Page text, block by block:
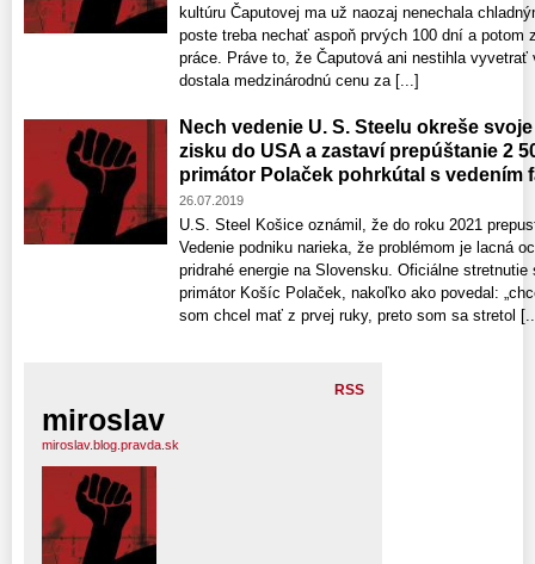
kultúru Čaputovej ma už naozaj nenechala
poste treba nechať aspoň prvých 100 dní a potom
práce. Práve to, že Čaputová ani nestihla vyvetrať
dostala medzinárodnú cenu za [...]
Nech vedenie U. S. Steelu okreše
zisku do USA a zastaví prepúštanie 2
primátor Polaček pohrkútal s vedením
26.07.2019
U.S. Steel Košice oznámil, že do roku 2021
Vedenie podniku narieka, že problémom je lacná
pridrahé energie na Slovensku. Oficiálne
primátor Košíc Polaček, nakoľko ako povedal:
som chcel mať z prvej ruky, preto som sa stretol
RSS
miroslav
miroslav.blog.pravda.sk